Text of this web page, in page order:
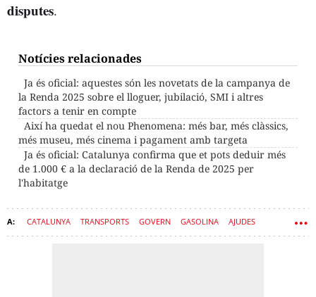
disputes.
Notícies relacionades
Ja és oficial: aquestes són les novetats de la campanya de
la Renda 2025 sobre el lloguer, jubilació, SMI i altres
factors a tenir en compte
Així ha quedat el nou Phenomena: més bar, més clàssics,
més museu, més cinema i pagament amb targeta
Ja és oficial: Catalunya confirma que et pots deduir més
de 1.000 € a la declaració de la Renda de 2025 per
l'habitatge
CATALUNYA TRANSPORTS GOVERN GASOLINA AJUDES